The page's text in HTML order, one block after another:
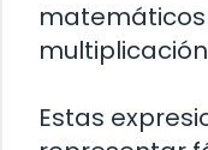
Estas